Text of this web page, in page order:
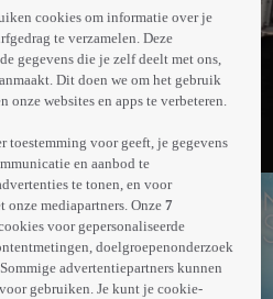
besluit te gaan werken op
Frontline Doctors in
haar gepassioneerde team
maken voor de mensen daar.
Meer
info
cookies om informatie over je
te verzamelen. Deze
gegevens die je zelf deelt met ons,
Dit doen we om het gebruik
onze websites en apps te verbeteren.
toestemming voor geeft, je gegevens
en aanbod te
te tonen, en voor
onze mediapartners. Onze7
voor gepersonaliseerde
doelgroepenonderzoek
advertentiepartners kunnen
gebruiken. Je kunt je cookie-